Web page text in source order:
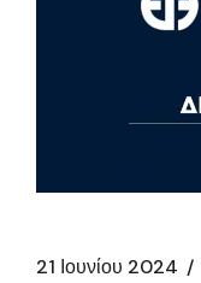
21 Ιουνίου 2024